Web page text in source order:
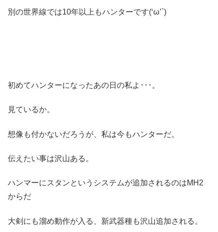
別の世界線では10年以上もハンターです(‘ω’`)
初めてハンターになったあの日の私よ･･･。
見ているか。
想像も付かないだろうが、私は今もハンターだ。
伝えたい事は沢山ある。
ハンマーにスタンというシステムが追加されるのはMH2
からだ
大剣にも溜め動作が入る、新武器種も沢山追加される。